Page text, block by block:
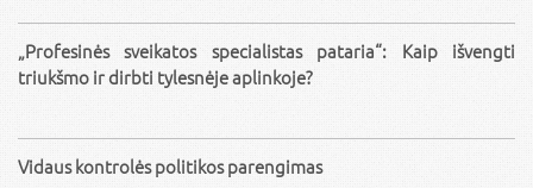
„Profesinės sveikatos specialistas pataria“: Kaip išvengti
triukšmo ir dirbti tylesnėje aplinkoje?
Vidaus kontrolės politikos parengimas